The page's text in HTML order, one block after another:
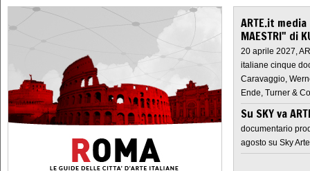
ARTE.it
MAESTRI" di
20 aprile 2027,
italiane cinque
Caravaggio,
Ende, Turner &
Su SKY va
documentario
agosto su Sky Arte